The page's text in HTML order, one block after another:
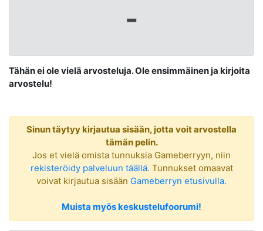
-
Tähän ei ole vielä arvosteluja. Ole ensimmäinen ja kirjoita
arvostelu!
Sinun täytyy kirjautua sisään, jotta voit arvostella
tämän pelin.
Jos et vielä omista tunnuksia Gameberryyn, niin
rekisteröidy palveluun täällä. Tunnukset omaavat
voivat kirjautua sisään Gameberryn etusivulla.
Muista myös keskustelufoorumi!